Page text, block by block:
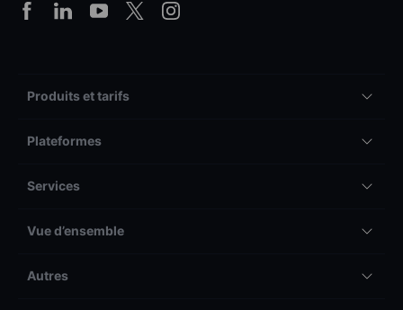
Produits et tarifs
Plateformes
Services
Vue d’ensemble
Autres